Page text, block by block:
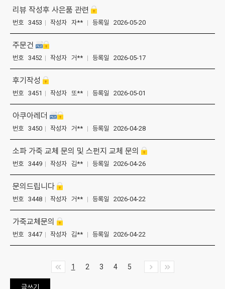
리뷰 작성후 사은품 관련
번호 3453 | 작성자 자** | 등록일 2026-05-20
주문건
번호 3452 | 작성자 거** | 등록일 2026-05-17
후기작성
번호 3451 | 작성자 또** | 등록일 2026-05-01
아쿠아레더
번호 3450 | 작성자 거** | 등록일 2026-04-28
소파 가죽 교체 문의 및 스펀지 교체 문의
번호 3449 | 작성자 김** | 등록일 2026-04-26
문의드립니다
번호 3448 | 작성자 거** | 등록일 2026-04-22
가죽교체문의
번호 3447 | 작성자 김** | 등록일 2026-04-22
1 2 3 4 5
글쓰기